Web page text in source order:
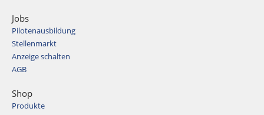
Jobs
Pilotenausbildung
Stellenmarkt
Anzeige schalten
AGB
Shop
Produkte